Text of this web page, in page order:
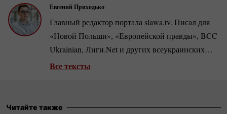
Евгений Приходько
Главный редактор портала slawa.tv. Писал для
«Новой Польши», «Европейской правды», BCC
Ukrainian, Лиги.Net и других всеукраинских
изданий. Автор репортажей, в частности, из
Все тексты
Читайте также